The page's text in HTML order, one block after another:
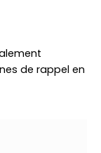
de rappel en